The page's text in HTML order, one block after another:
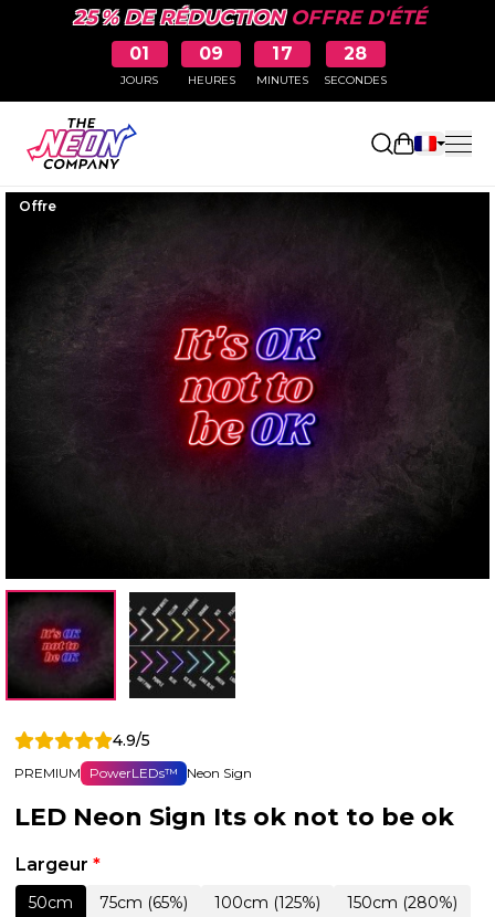
25 % DE RÉDUCTIONOFFRE D'ÉTÉ
01
JOURS
09
HEURES
17
MINUTES
28
SECONDES
Ouvrir le
Offre
4.9/5
PREMIUM PowerLEDs™ Neon Sign
LED Neon Sign Its ok not to be ok
Largeur *
50cm 75cm (65%) 100cm (125%)
150cm (280%)